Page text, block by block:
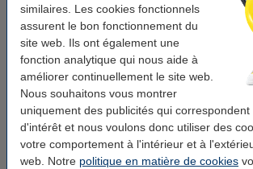
similaires. Les cookies fonctionnels
assurent le bon fonctionnement du
site web. Ils ont également une
fonction analytique qui nous aide à
améliorer continuellement le site web.
Nous souhaitons vous montrer
uniquement des publicités qui
d'intérêt et nous voulons donc utiliser des
votre comportement à l'intérieur et à
web. Notre politique en matière de cookies
autocollantes larges 61 x 191 mm
gris
Bon plan : commandez également
123encre étiquettes de dos
larges 61 x 191 mm (10 pièces) - bleu
3,75 €
12encre étiquettes de dos
61 x 191 mm (10 pièces) - jaune